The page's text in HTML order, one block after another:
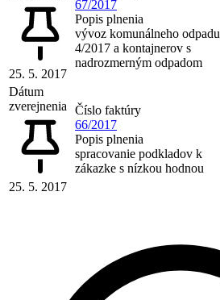
25. 5. 2017
67/2017
Popis plnenia
vývoz komunálneho odpadu
4/2017 a kontajnerov s
nadrozmerným odpadom
Dátum
zverejnenia
25. 5. 2017
Číslo faktúry
66/2017
Popis plnenia
spracovanie podkladov k
zákazke s nízkou hodnou